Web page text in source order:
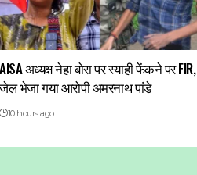
AISA अध्यक्ष नेहा बोरा पर स्याही फेंकने पर FIR,
जेल भेजा गया आरोपी अमरनाथ पांडे
10 hours ago